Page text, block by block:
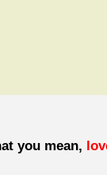
you mean,